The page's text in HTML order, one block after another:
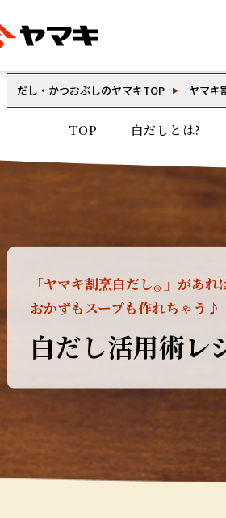
『めんつゆ』
割烹白だし®
かつお節
おいしいレシピTOP
主食レシピ
汁物レシピ
だし・かつおぶしのヤマキTOP ヤマキ
TOP 白だしとは?
「ヤマキ割烹白だし® 」があれ
おかずもスープも作れちゃう♪
白だし活用術レ